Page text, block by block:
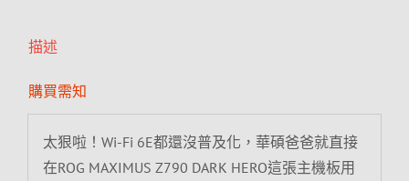
描述
購買需知
太狠啦！Wi-Fi 6E都還沒普及化，華碩爸爸就直接
在ROG MAXIMUS Z790 DARK HERO這張主機板用